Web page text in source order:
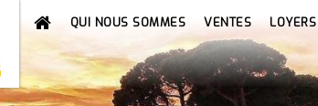
QUI NOUS SOMMES VENTES LOYERS